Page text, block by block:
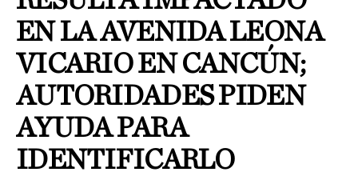
EN LA AVENIDA LEONA
VICARIO EN CANCÚN;
AUTORIDADES PIDEN
AYUDA PARA
IDENTIFICARLO